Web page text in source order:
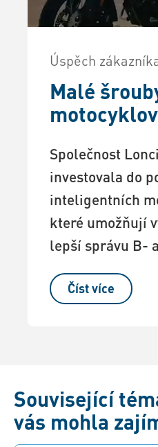
Úspěch
Malé
Společnost
investovala do
inteligentních
které umožňují
lepší správu B-
Číst více
Související
vás mohla